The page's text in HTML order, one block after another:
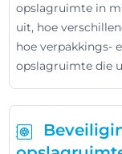
opslagruimte in
uit, hoe
hoe verpakkings-
opslagruimte die